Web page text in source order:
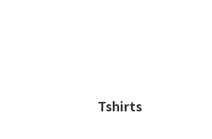
Tshirts